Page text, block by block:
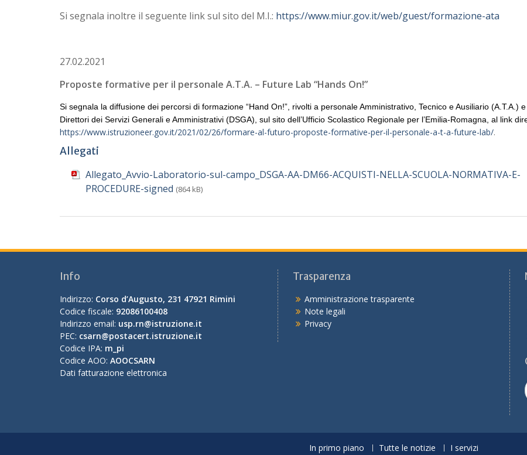
Si segnala inoltre il seguente link sul sito del M.I.: https://www.miur.gov.it/web/guest/formazione-ata
27.02.2021
Proposte formative per il personale A.T.A. – Future Lab “Hands On!”
Si segnala la diffusione dei percorsi di formazione “Hand On!”, rivolti a personale Amministrativo, Tecnico e Ausiliario (A.T.A.)
Direttori dei Servizi Generali e Amministrativi (DSGA), sul sito dell’Ufficio Scolastico Regionale per l’Emilia-Romagna, al link
https://www.istruzioneer.gov.it/2021/02/26/formare-al-futuro-proposte-formative-per-il-personale-a-t-a-future-lab/.
Allegati
Allegato_Avvio-Laboratorio-sul-campo_DSGA-AA-DM66-ACQUISTI-NELLA-SCUOLA-NORMATIVA-E-
PROCEDURE-signed (864 kB)
Info
Indirizzo: Corso d’Augusto, 231 47921 Rimini
Codice fiscale: 92086100408
Indirizzo email: usp.rn@istruzione.it
PEC: csarn@postacert.istruzione.it
Codice IPA: m_pi
Codice AOO: AOOCSARN
Dati fatturazione elettronica
Trasparenza
Amministrazione trasparente
Note legali
Privacy
In primo piano Tutte le notizie I servizi